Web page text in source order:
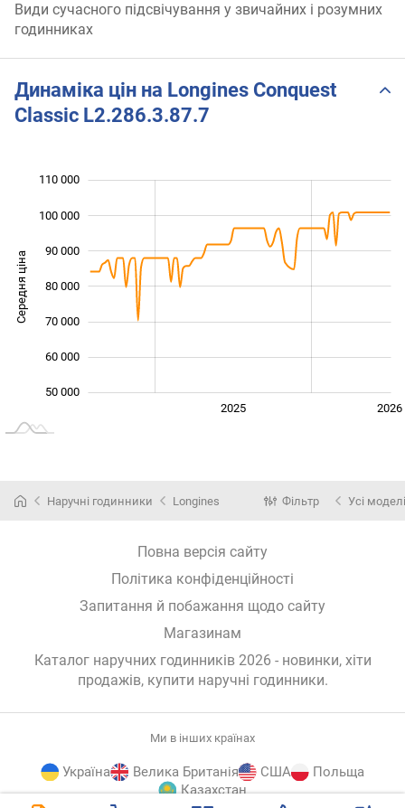
Види сучасного підсвічування у звичайних і розумних
годинниках
Динаміка цін на Longines Conquest
Classic L2.286.3.87.7
Середня ціна 100 000
50 000
60 000
70 000
80 000
90 000
100 000
110 000
2025 2026
Наручні годинники Longines Фільтр Усі моделі
Повна версія сайту
Політика конфіденційності
Запитання й побажання щодо сайту
Магазинам
Каталог наручних годинників 2026 - новинки, хіти
продажів, купити наручні годинники.
Ми в інших країнах
Україна Велика Британія США
Польща
Казахстан